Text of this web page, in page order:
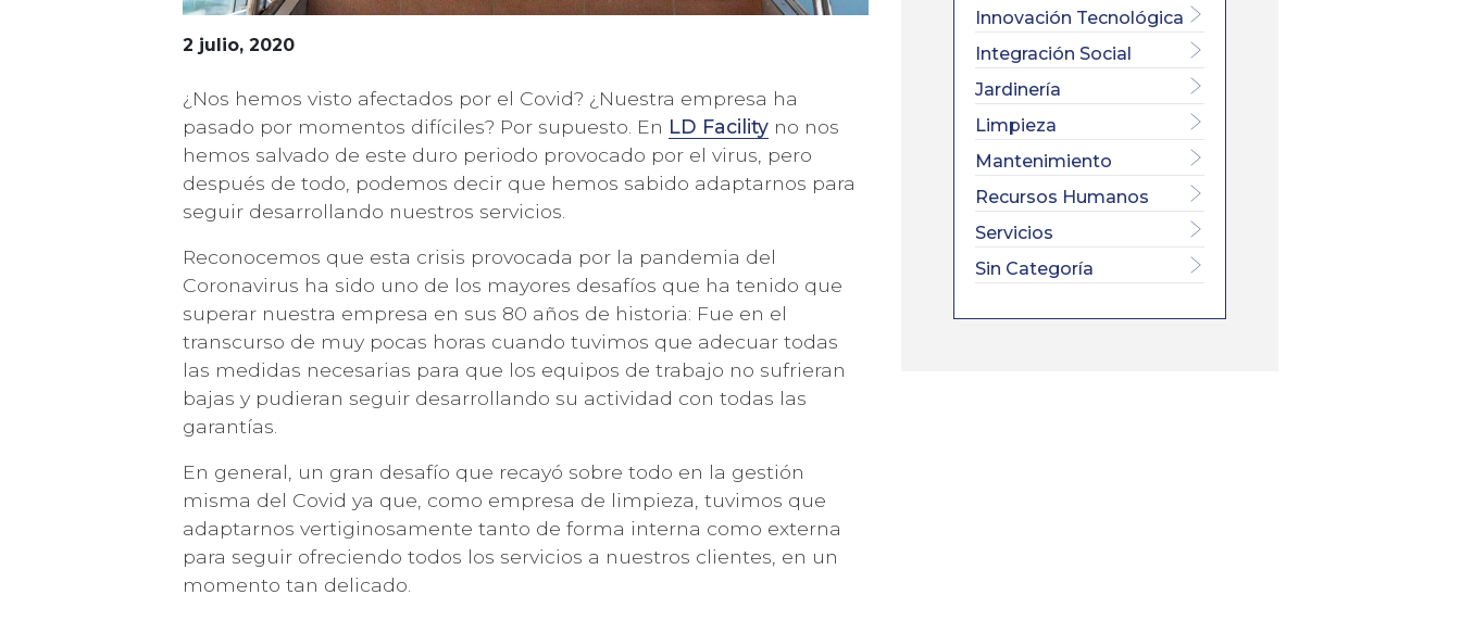
2 julio, 2020
¿Nos hemos visto afectados por el Covid? ¿Nuestra empresa ha
pasado por momentos difíciles? Por supuesto. En LD Facility no nos
hemos salvado de este duro periodo provocado por el virus, pero
después de todo, podemos decir que hemos sabido adaptarnos para
seguir desarrollando nuestros servicios.
Reconocemos que esta crisis provocada por la pandemia del
Coronavirus ha sido uno de los mayores desafíos que ha tenido que
superar nuestra empresa en sus 80 años de historia: Fue en el
transcurso de muy pocas horas cuando tuvimos que adecuar todas
las medidas necesarias para que los equipos de trabajo no sufrieran
bajas y pudieran seguir desarrollando su actividad con todas las
garantías.
En general, un gran desafío que recayó sobre todo en la gestión
misma del Covid ya que, como empresa de limpieza, tuvimos que
adaptarnos vertiginosamente tanto de forma interna como externa
para seguir ofreciendo todos los servicios a nuestros clientes, en un
momento tan delicado.
Innovación Tecnológica
Integración Social
Jardinería
Limpieza
Mantenimiento
Recursos Humanos
Servicios
Sin Categoría
RECIBE LAS ÚLTIMAS NOVEDADES DEL SECTOR